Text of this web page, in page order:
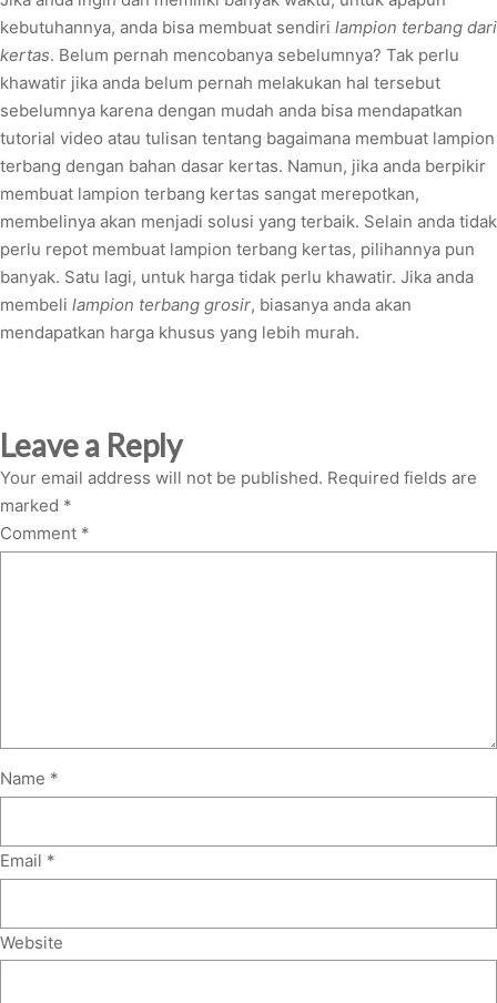
kebutuhannya, anda bisa membuat sendiri lampion terbang dari
kertas. Belum pernah mencobanya sebelumnya? Tak perlu
khawatir jika anda belum pernah melakukan hal tersebut
sebelumnya karena dengan mudah anda bisa mendapatkan
tutorial video atau tulisan tentang bagaimana membuat lampion
terbang dengan bahan dasar kertas. Namun, jika anda berpikir
membuat lampion terbang kertas sangat merepotkan,
membelinya akan menjadi solusi yang terbaik. Selain anda tidak
perlu repot membuat lampion terbang kertas, pilihannya pun
banyak. Satu lagi, untuk harga tidak perlu khawatir. Jika anda
membeli lampion terbang grosir, biasanya anda akan
mendapatkan harga khusus yang lebih murah.
Leave a Reply
Your email address will not be published. Required fields are
marked *
Comment *
Name *
Email *
Website